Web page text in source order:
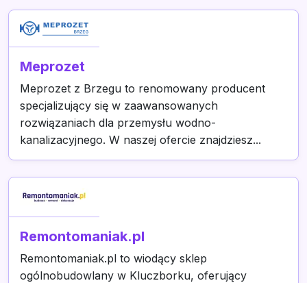
Meprozet
Meprozet z Brzegu to renomowany producent
specjalizujący się w zaawansowanych
rozwiązaniach dla przemysłu wodno-
kanalizacyjnego. W naszej ofercie znajdziesz...
Remontomaniak.pl
Remontomaniak.pl to wiodący sklep
ogólnobudowlany w Kluczborku, oferujący